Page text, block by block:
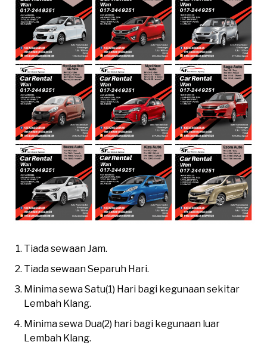
Tiada sewaan Jam.
Tiada sewaan Separuh Hari.
Minima sewa Satu(1) Hari bagi kegunaan sekitar
Lembah Klang.
Minima sewa Dua(2) hari bagi kegunaan luar
Lembah Klang.